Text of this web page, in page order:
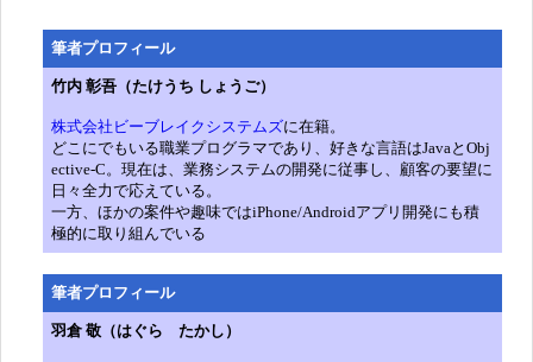
筆者プロフィール
竹内 彰吾（たけうち しょうご）
株式会社ビーブレイクシステムズに在籍。
どこにでもいる職業プログラマであり、好きな言語はJavaとObj
ective-C。現在は、業務システムの開発に従事し、顧客の要望に
日々全力で応えている。
一方、ほかの案件や趣味ではiPhone/Androidアプリ開発にも積
極的に取り組んでいる
筆者プロフィール
羽倉 敬（はぐら たかし）